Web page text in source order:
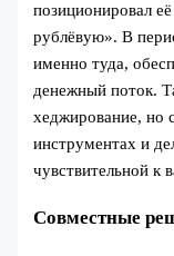
позиционировал
рублёвую». В
именно туда,
денежный поток.
хеджирование, но
инструментах и
чувствительной
Совместные